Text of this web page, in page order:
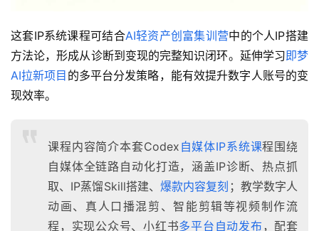
这套IP系统课程可结合AI轻资产创富集训营中的个人IP搭建
方法论，形成从诊断到变现的完整知识闭环。延伸学习即梦
AI拉新项目 的多平台分发策略，能有效提升数字人账号的变
现效率。
课程内容简介本套Codex 自媒体IP系统课程围绕
自媒体全链路自动化打造，涵盖IP诊断、热点抓
取、IP蒸馏Skill搭建、 爆款内容复刻 ；教学数字人
动画、真人口播混剪、智能剪辑等视频制作流
程，实现公众号、小红书多平台自动发布 ，配套